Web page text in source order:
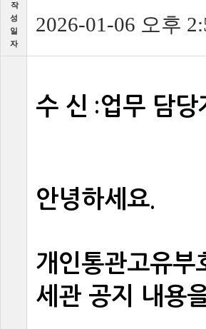
작
성
일
자
2026-01-06오후
수신 :업무담당
안녕하세요.
개인통관고유
세관공지내용